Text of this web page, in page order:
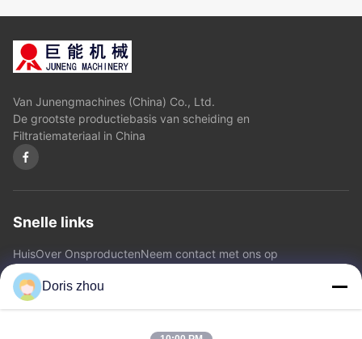
Van Junengmachines (China) Co., Ltd.
De grootste productiebasis van scheiding en
Filtratiemateriaal in China
Snelle links
HuisOver OnsproductenNeem contact met ons op
Privacybeleid
Neem contact met ons op
Doris zhou